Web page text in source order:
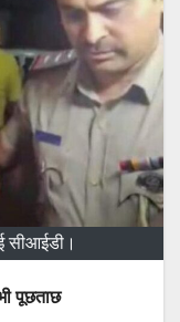
सीआईडी।
पूछताछ